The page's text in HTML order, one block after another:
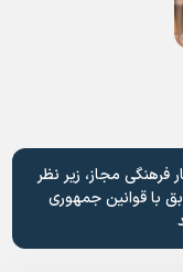
مجاز، زیر نظر
با قوانین جمهوری